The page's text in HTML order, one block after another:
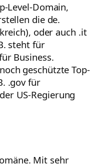
Level-Domain,
die de.
oder auch .it
steht für
Business.
geschützte Top-
.gov für
US-Regierung
Mit sehr